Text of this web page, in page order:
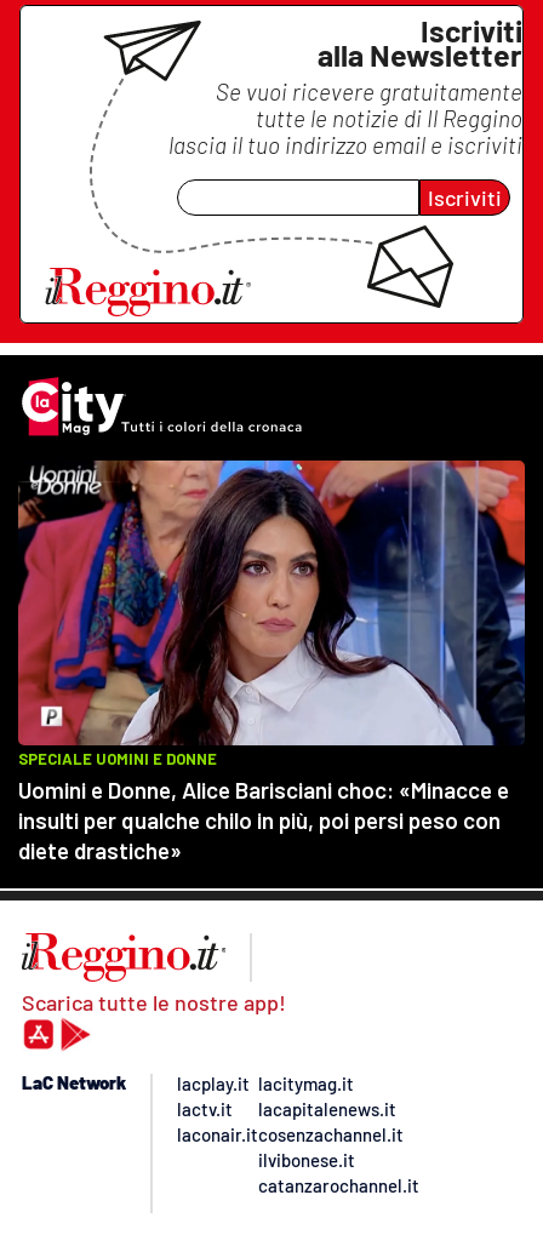
Iscriviti
alla Newsletter
Se vuoi ricevere gratuitamente
tutte le notizie di Il Reggino
lascia il tuo indirizzo email e iscriviti
Iscriviti
Scarica tutte le nostre app!
LaC Network
lacplay.it
lactv.it
laconair.it
lacitymag.it
lacapitalenews.it
cosenzachannel.it
ilvibonese.it
catanzarochannel.it